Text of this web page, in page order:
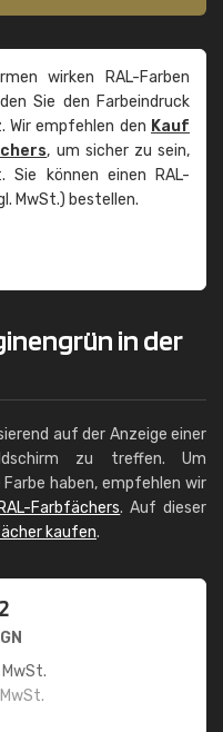
wirken RAL-Farben
Sie den Farbeindruck
Wir empfehlen den Kauf
, um sicher zu sein,
Sie können einen RAL-
MwSt.) bestellen.
in der
auf der Anzeige einer
zu treffen. Um
haben, empfehlen wir
Farbfächers. Auf dieser
kaufen.